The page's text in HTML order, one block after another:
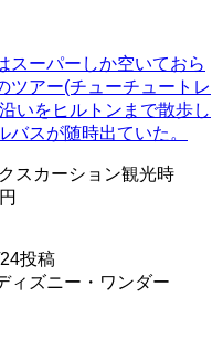
スーパーしか空いておら
ツアー(チューチュートレ
いをヒルトンまで散歩し
スが随時出ていた。
スカーション観光時
投稿
ィズニー・ワンダー